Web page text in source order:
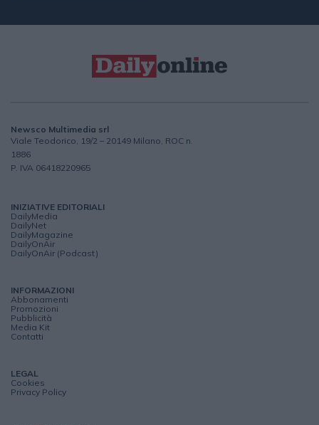
Newsco Multimedia srl
Viale Teodorico, 19/2 – 20149 Milano, ROC n.
1886
P. IVA 06418220965
INIZIATIVE EDITORIALI
DailyMedia
DailyNet
DailyMagazine
DailyOnAir
DailyOnAir (Podcast)
INFORMAZIONI
Abbonamenti
Promozioni
Pubblicità
Media Kit
Contatti
LEGAL
Cookies
Privacy Policy